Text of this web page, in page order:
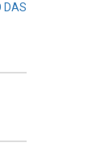
DAS